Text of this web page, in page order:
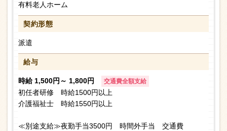
有料老人ホーム
契約形態
派遣
給与
時給 1,500円～ 1,800円 交通費全額支給
初任者研修 時給1500円以上
介護福祉士 時給1550円以上
≪別途支給≫夜勤手当3500円 時間外手当 交通費